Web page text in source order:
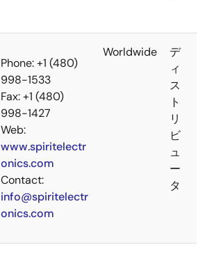
Phone: +1 (480)
998-1533
Fax: +1 (480)
998-1427
Web:
www.spiritelectr
onics.com
Contact:
info@spiritelectr
onics.com
Worldwide
デ
ィ
ス
ト
リ
ビ
ュ
ー
タ